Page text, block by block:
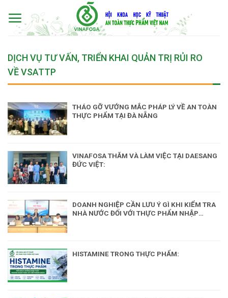
content
DỊCH VỤ TƯ VẤN, TRIỂN KHAI QUẢN TRỊ RỦI RO
VỀ VSATTP
THÁO GỠ VƯỚNG MẮC PHÁP LÝ VỀ AN TOÀN
THỰC PHẨM TẠI ĐÀ NẴNG
VINAFOSA THĂM VÀ LÀM VIỆC TẠI DAESANG
ĐỨC VIỆT:
DOANH NGHIỆP CẦN LƯU Ý GÌ KHI KIỂM TRA
NHÀ NƯỚC ĐỐI VỚI THỰC PHẨM NHẬP
HISTAMINE TRONG THỰC PHẨM: